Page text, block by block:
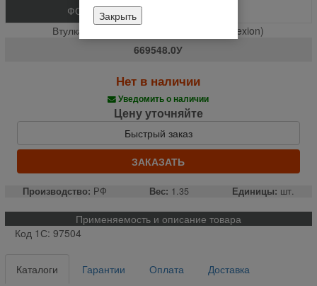
ФОТО
Втулка шлицевая ГСТ Z-23, D60x106 (Lexion)
669548.0У
Нет в наличии
Уведомить о наличии
Цену уточняйте
Быстрый заказ
ЗАКАЗАТЬ
Производство: РФ Вес: 1.35 Единицы: шт.
Применяемость и описание товара
Код 1С: 97504
Каталоги Гарантии Оплата Доставка
Закрыть